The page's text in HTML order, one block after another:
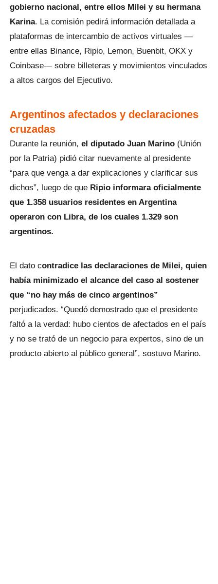
gobierno nacional, entre ellos Milei y su hermana
Karina. La comisión pedirá información detallada a
plataformas de intercambio de activos virtuales —
entre ellas Binance, Ripio, Lemon, Buenbit, OKX y
Coinbase— sobre billeteras y movimientos vinculados
a altos cargos del Ejecutivo.
Argentinos afectados y declaraciones
cruzadas
Durante la reunión, el diputado Juan Marino (Unión
por la Patria) pidió citar nuevamente al presidente
“para que venga a dar explicaciones y clarificar sus
dichos”, luego de que Ripio informara oficialmente
que 1.358 usuarios residentes en Argentina
operaron con Libra, de los cuales 1.329 son
argentinos.
El dato contradice las declaraciones de Milei, quien
había minimizado el alcance del caso al sostener
que “no hay más de cinco argentinos”
perjudicados. “Quedó demostrado que el presidente
faltó a la verdad: hubo cientos de afectados en el país
y no se trató de un negocio para expertos, sino de un
producto abierto al público general”, sostuvo Marino.